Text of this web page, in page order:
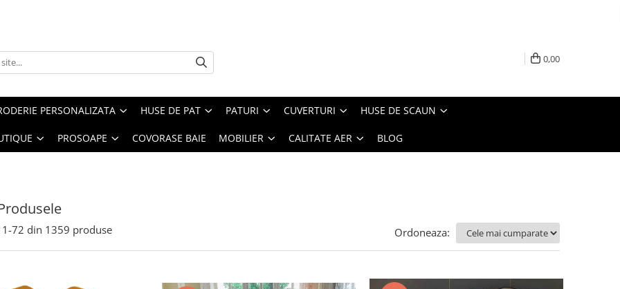
0,00
PERSONALIZATA HUSE DE PAT PATURI CUVERTURI HUSE DE SCAUN
PROSOAPE COVORASE BAIE MOBILIER CALITATE AER BLOG
1-72 din 1359 produse Ordoneaza: